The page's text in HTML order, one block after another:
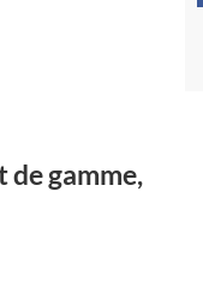
gamme,